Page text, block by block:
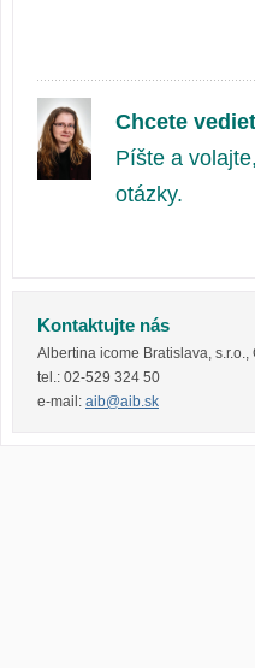
Chcete
Píšte a volajte,
otázky.
Kontaktujte nás
Albertina icome Bratislava, s.r.o.,
tel.: 02-529 324 50
e-mail: aib@aib.sk